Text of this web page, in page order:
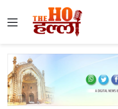
Menu